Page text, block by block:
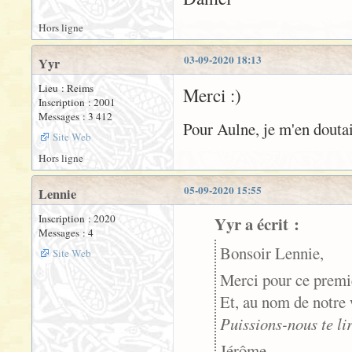
Hors ligne
03-09-2020 18:13
Yyr
Lieu : Reims
Inscription : 2001
Messages : 3 412
Site Web
Merci :)
Pour Aulne, je m'en
Hors ligne
05-09-2020 15:55
Lennie
Inscription : 2020
Messages : 4
Site Web
Yyr a écrit :
Bonsoir Lennie,
Merci pour ce
Et, au nom de notre
Puissions-nous te